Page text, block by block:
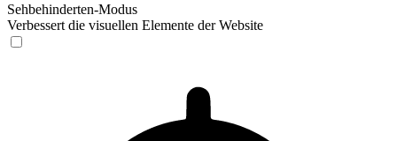
Sehbehinderten-Modus
Verbessert die visuellen Elemente der Website